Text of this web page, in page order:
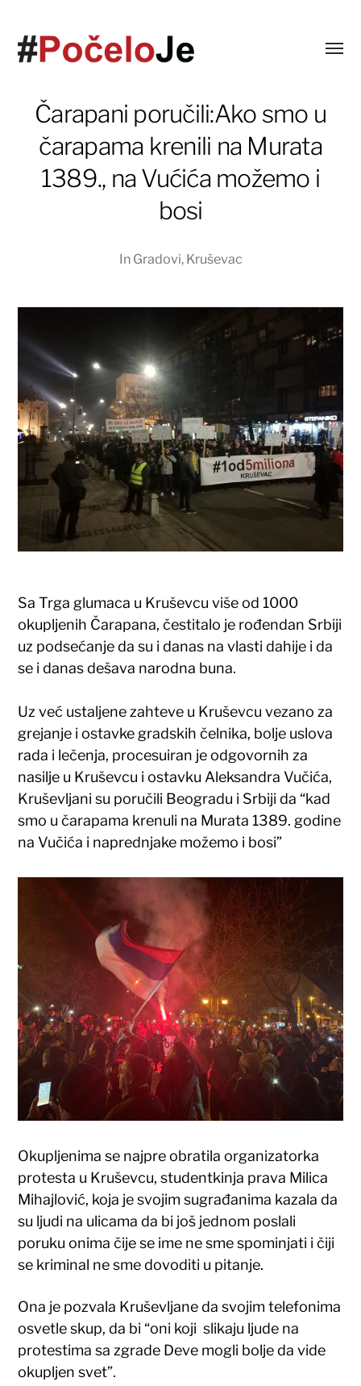
Čarapani poručili:Ako smo u
čarapama krenili na Murata
1389., na Vućića možemo i
bosi
In Gradovi, Kruševac
Sa Trga glumaca u Kruševcu više od 1000
okupljenih Čarapana, čestitalo je rođendan Srbiji
uz podsećanje da su i danas na vlasti dahije i da
se i danas dešava narodna buna.
Uz već ustaljene zahteve u Kruševcu vezano za
grejanje i ostavke gradskih čelnika, bolje uslova
rada i lečenja, procesuiran je odgovornih za
nasilje u Kruševcu i ostavku Aleksandra Vučića,
Kruševljani su poručili Beogradu i Srbiji da “kad
smo u čarapama krenuli na Murata 1389. godine
na Vučića i naprednjake možemo i bosi”
Okupljenima se najpre obratila organizatorka
protesta u Kruševcu, studentkinja prava Milica
Mihajlović, koja je svojim sugrađanima kazala da
su ljudi na ulicama da bi još jednom poslali
poruku onima čije se ime ne sme spominjati i čiji
se kriminal ne sme dovoditi u pitanje.
Ona je pozvala Kruševljane da svojim telefonima
osvetle skup, da bi “oni koji slikaju ljude na
protestima sa zgrade Deve mogli bolje da vide
okupljen svet”.